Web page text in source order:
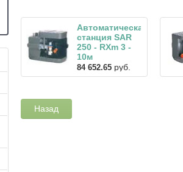
Автоматическая
станция SAR
250 - RXm 3 -
10м
84 652.65 руб.
Назад